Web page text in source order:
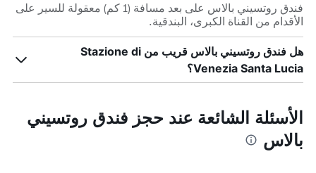
فندق روتسيني بالاس على بعد مسافة (1 كم) معقولة للسير على
الأقدام من القناة الكبرى، البندقية.
هل فندق روتسيني بالاس قريب من Stazione di
Venezia Santa Lucia؟
الأسئلة الشائعة عند حجز فندق روتسيني
بالاس